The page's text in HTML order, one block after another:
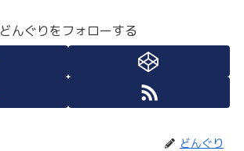
どんぐりをフォローする
どんぐり